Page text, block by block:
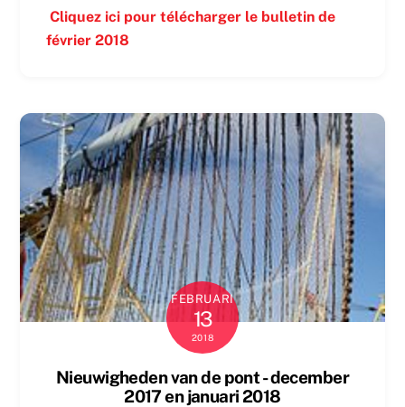
Cliquez ici pour télécharger le bulletin de
février 2018
FEBRUARI
13
2018
Nieuwigheden van de pont - december
2017 en januari 2018